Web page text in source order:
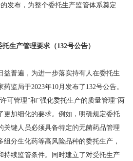
发布，为整个委托生产监管体系奠定
生产管理要求（132号公告）
普遍，为进一步落实持有人在委托生
监局于2023年10月发布了132号公告。
可管理”和“强化委托生产的质量管理”两
更加细化的要求。例如，明确规定委托
关键人员必须具备特定的无菌药品管理
分生化药等高风险品种的委托生产，
持续监管条件。同时建立了对受托生产